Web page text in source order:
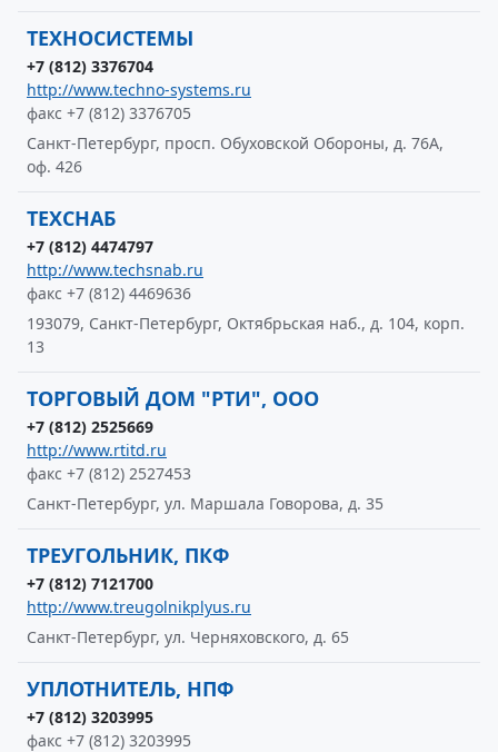
ТЕХНОСИСТЕМЫ
+7 (812) 3376704
http://www.techno-systems.ru
факс +7 (812) 3376705
Санкт-Петербург, просп. Обуховской Обороны, д. 76А,
оф. 426
ТЕХСНАБ
+7 (812) 4474797
http://www.techsnab.ru
факс +7 (812) 4469636
193079, Санкт-Петербург, Октябрьская наб., д. 104, корп.
13
ТОРГОВЫЙ ДОМ "РТИ", ООО
+7 (812) 2525669
http://www.rtitd.ru
факс +7 (812) 2527453
Санкт-Петербург, ул. Маршала Говорова, д. 35
ТРЕУГОЛЬНИК, ПКФ
+7 (812) 7121700
http://www.treugolnikplyus.ru
Санкт-Петербург, ул. Черняховского, д. 65
УПЛОТНИТЕЛЬ, НПФ
+7 (812) 3203995
факс +7 (812) 3203995